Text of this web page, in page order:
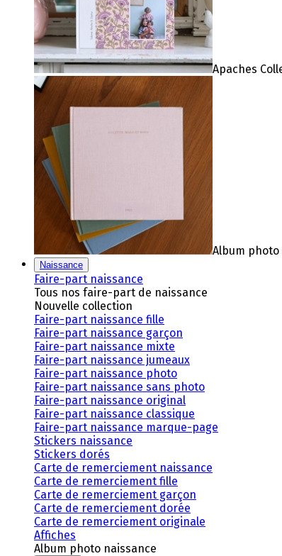
Apaches
Album photo
Naissance
Faire-part naissance
Tous nos faire-part de naissance
Nouvelle collection
Faire-part naissance fille
Faire-part naissance garçon
Faire-part naissance mixte
Faire-part naissance jumeaux
Faire-part naissance photo
Faire-part naissance sans photo
Faire-part naissance original
Faire-part naissance classique
Faire-part naissance marque-page
Stickers naissance
Stickers dorés
Carte de remerciement naissance
Carte de remerciement fille
Carte de remerciement garçon
Carte de remerciement dorée
Carte de remerciement originale
Affiches
Album photo naissance